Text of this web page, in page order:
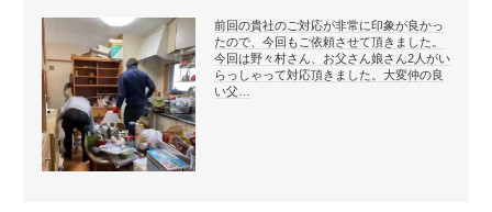
前回の貴社のご対応が非常に印象が良かっ
たので、今回もご依頼させて頂きました。
今回は野々村さん、お父さん娘さん2人がい
らっしゃって対応頂きました。大変仲の良
い父…